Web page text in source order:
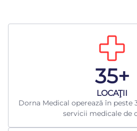
35+
LOCAŢII
Dorna Medical operează în peste
servicii medicale de